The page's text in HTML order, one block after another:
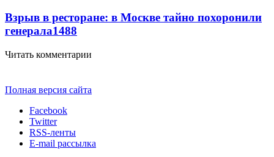
Взрыв в ресторане: в Москве тайно похоронили
генерала1488
Читать комментарии
Полная версия сайта
Facebook
Twitter
RSS-ленты
E-mail рассылка